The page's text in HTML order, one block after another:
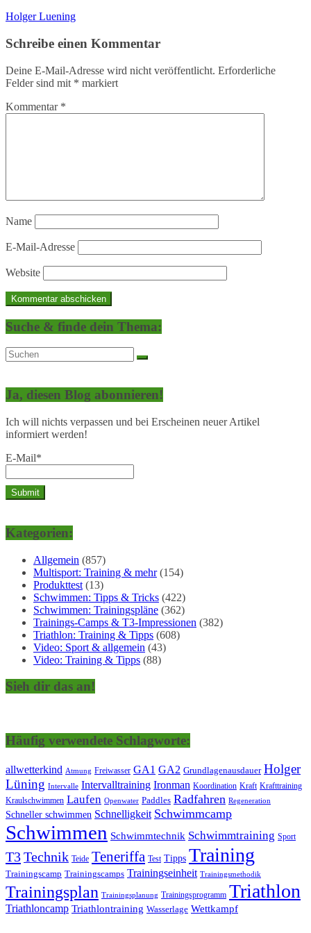
Holger Luening
Schreibe einen Kommentar
Deine E-Mail-Adresse wird nicht veröffentlicht. Erforderliche
Felder sind mit * markiert
Kommentar *
Name
E-Mail-Adresse
Website
Suche & finde dein Thema:
Ja, diesen Blog abonnieren!
Ich will nichts verpassen und bei Erscheinen neuer Artikel
informiert werden!
E-Mail*
Kategorien:
Allgemein (857)
Multisport: Training & mehr(154)
Produkttest (13)
Schwimmen: Tipps & Tricks (422)
Schwimmen: Trainingspläne (362)
Trainings-Camps & T3-Impressionen (382)
Triathlon: Training & Tipps (608)
Video: Sport & allgemein (43)
Video: Training & Tipps (88)
Sieh dir das an!
Häufig verwendete Schlagworte:
allwetterkind Atmung Freiwasser GA1 GA2 Grundlagenausdauer Holger
Lüning Intervalle Intervalltraining Ironman Koordination Kraft Krafttraining
Kraulschwimmen Laufen Openwater Paddles Radfahren Regeneration
Schneller schwimmen Schnelligkeit Schwimmcamp
Schwimmen Schwimmtechnik Schwimmtraining Sport
T3Technik Teide Teneriffa Test Tipps Training
Trainingscamp Trainingscamps Trainingseinheit Trainingsmethodik
Trainingsplan Trainingsplanung Trainingsprogramm Triathlon
Triathloncamp Triathlontraining Wasserlage Wettkampf